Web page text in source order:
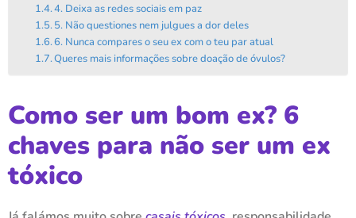
4. Deixa as redes sociais em paz
5. Não questiones nem julgues a dor deles
6. Nunca compares o seu ex com o teu par atual
Queres mais informações sobre doação de óvulos?
Como ser um bom ex? 6
chaves para não ser um ex
tóxico